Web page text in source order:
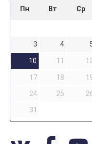
Пн Вт Ср
3
4
10
11
17
18
24
25
31